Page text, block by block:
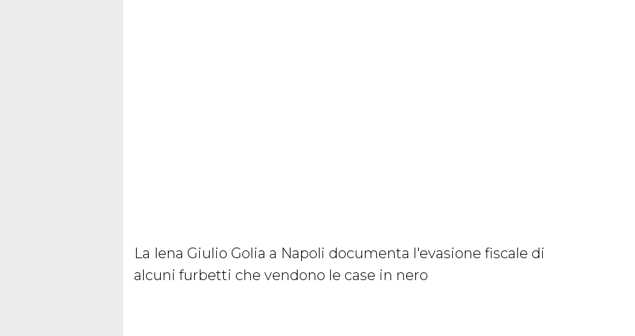
La Iena Giulio Golia a Napoli documenta l'evasione fiscale di
alcuni furbetti che vendono le case in nero